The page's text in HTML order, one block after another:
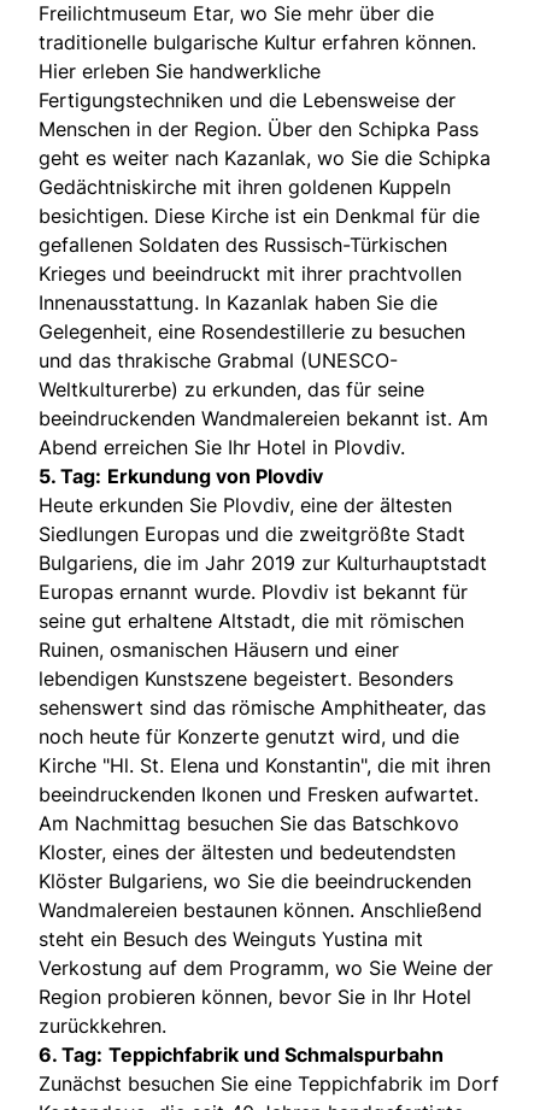
Freilichtmuseum Etar, wo Sie mehr über die
traditionelle bulgarische Kultur erfahren können.
Hier erleben Sie handwerkliche
Fertigungstechniken und die Lebensweise der
Menschen in der Region. Über den Schipka Pass
geht es weiter nach Kazanlak, wo Sie die Schipka
Gedächtniskirche mit ihren goldenen Kuppeln
besichtigen. Diese Kirche ist ein Denkmal für die
gefallenen Soldaten des Russisch-Türkischen
Krieges und beeindruckt mit ihrer prachtvollen
Innenausstattung. In Kazanlak haben Sie die
Gelegenheit, eine Rosendestillerie zu besuchen
und das thrakische Grabmal (UNESCO-
Weltkulturerbe) zu erkunden, das für seine
beeindruckenden Wandmalereien bekannt ist. Am
Abend erreichen Sie Ihr Hotel in Plovdiv.
5. Tag: Erkundung von Plovdiv
Heute erkunden Sie Plovdiv, eine der ältesten
Siedlungen Europas und die zweitgrößte Stadt
Bulgariens, die im Jahr 2019 zur Kulturhauptstadt
Europas ernannt wurde. Plovdiv ist bekannt für
seine gut erhaltene Altstadt, die mit römischen
Ruinen, osmanischen Häusern und einer
lebendigen Kunstszene begeistert. Besonders
sehenswert sind das römische Amphitheater, das
noch heute für Konzerte genutzt wird, und die
Kirche "Hl. St. Elena und Konstantin", die mit ihren
beeindruckenden Ikonen und Fresken aufwartet.
Am Nachmittag besuchen Sie das Batschkovo
Kloster, eines der ältesten und bedeutendsten
Klöster Bulgariens, wo Sie die beeindruckenden
Wandmalereien bestaunen können. Anschließend
steht ein Besuch des Weinguts Yustina mit
Verkostung auf dem Programm, wo Sie Weine der
Region probieren können, bevor Sie in Ihr Hotel
zurückkehren.
6. Tag: Teppichfabrik und Schmalspurbahn
Zunächst besuchen Sie eine Teppichfabrik im Dorf